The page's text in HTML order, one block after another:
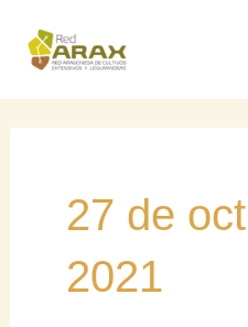
contenido
27 de
2021